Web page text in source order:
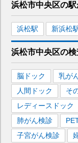
浜松市中央区の駅
浜松駅 新浜松
浜松市中央区の検
脳ドック 乳が
人間ドック
そ
レディースドック
肺がん検診
子宮がん検診